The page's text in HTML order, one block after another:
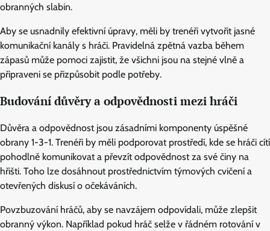
obranných slabin.
Aby se usnadnily efektivní úpravy, měli by trenéři vytvořit jasné
komunikační kanály s hráči. Pravidelná zpětná vazba během
zápasů může pomoci zajistit, že všichni jsou na stejné vlně a
připraveni se přizpůsobit podle potřeby.
Budování důvěry a odpovědnosti mezi hráči
Důvěra a odpovědnost jsou zásadními komponenty úspěšné
obrany 1-3-1. Trenéři by měli podporovat prostředí, kde se hráči cítí
pohodlně komunikovat a převzít odpovědnost za své činy na
hřišti. Toho lze dosáhnout prostřednictvím týmových cvičení a
otevřených diskusí o očekáváních.
Povzbuzování hráčů, aby se navzájem odpovídali, může zlepšit
obranný výkon. Například pokud hráč selže v řádném rotování v